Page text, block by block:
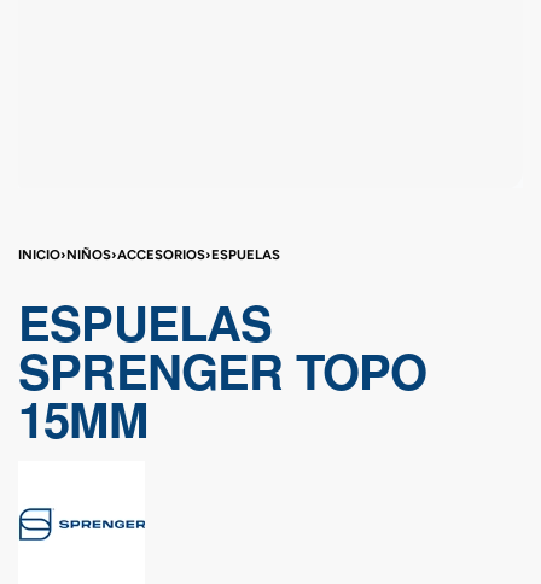
INICIO›NIÑOS›ACCESORIOS›ESPUELAS
ESPUELAS
SPRENGER TOPO
15MM